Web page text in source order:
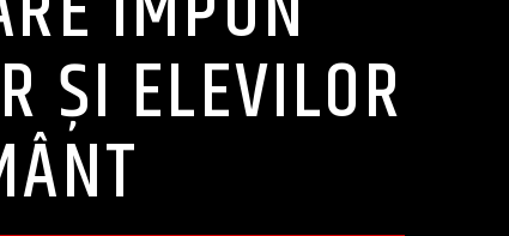
ŞI ELEVILOR